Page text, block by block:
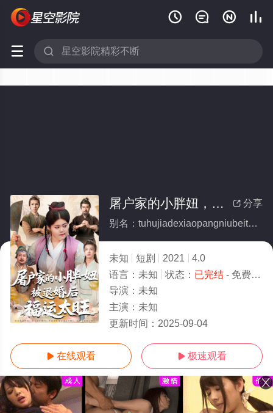
   
 
已完结/全集
 分享
屠户家的小胖妞，被退婚后福运太旺(全集)
别名：tuhujiadexiaopangniubeituihunhoufuyuntaiwang
未知 短剧 2021
4.0
语言： 未知 状态： 已完结- 免费在线观看
导演： 未知
主演： 未知
更新时间： 2025-09-04
 在线观看  极速观看